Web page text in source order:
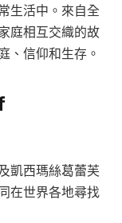
生活中。來自全
庭相互交織的故
、信仰和生存。
凱西瑪絲葛蕾芙
在世界各地尋找